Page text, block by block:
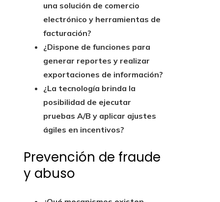
una solución de comercio
electrónico y herramientas de
facturación?
¿Dispone de funciones para
generar reportes y realizar
exportaciones de información?
¿La tecnología brinda la
posibilidad de ejecutar
pruebas A/B y aplicar ajustes
ágiles en incentivos?
Prevención de fraude
y abuso